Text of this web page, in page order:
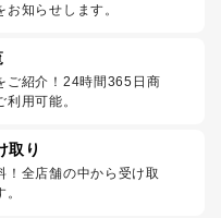
知らせします。
ご紹介！24時間365日商
用可能。
取り
！全店舗の中から受け取